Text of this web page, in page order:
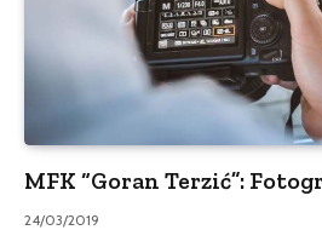
MFK “Goran Terzić”:
24/03/2019